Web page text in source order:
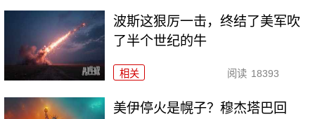
波斯这狠厉一击，终结了美军吹
了半个世纪的牛
相关 阅读 18393
美伊停火是幌子？穆杰塔巴回